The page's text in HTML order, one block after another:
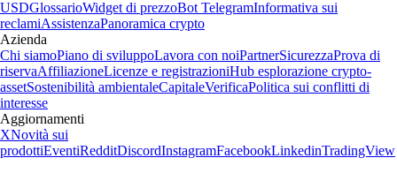
USDGlossarioWidget di prezzoBot TelegramInformativa sui
reclamiAssistenzaPanoramica crypto
Azienda
Chi siamoPiano di sviluppoLavora con noiPartnerSicurezzaProva di
riservaAffiliazioneLicenze e registrazioniHub esplorazione crypto-
assetSostenibilità ambientaleCapitaleVerificaPolitica sui conflitti di
interesse
Aggiornamenti
XNovità sui
prodottiEventiRedditDiscordInstagramFacebookLinkedinTradingView